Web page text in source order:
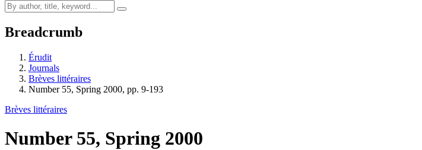
Breadcrumb
Érudit
Journals
Brèves littéraires
Number 55, Spring 2000, pp. 9-193
Brèves littéraires
Number 55, Spring 2000